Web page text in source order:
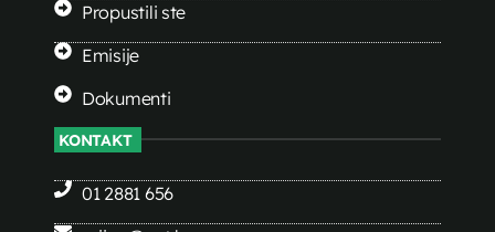
Propustili ste
Emisije
Dokumenti
KONTAKT
01 2881 656